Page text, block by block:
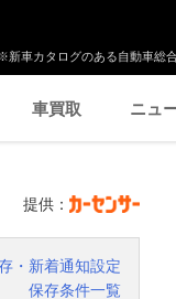
新車カタログのある自動車総
車買取 ニュ
提供：
・新着通知設定
保存条件一覧